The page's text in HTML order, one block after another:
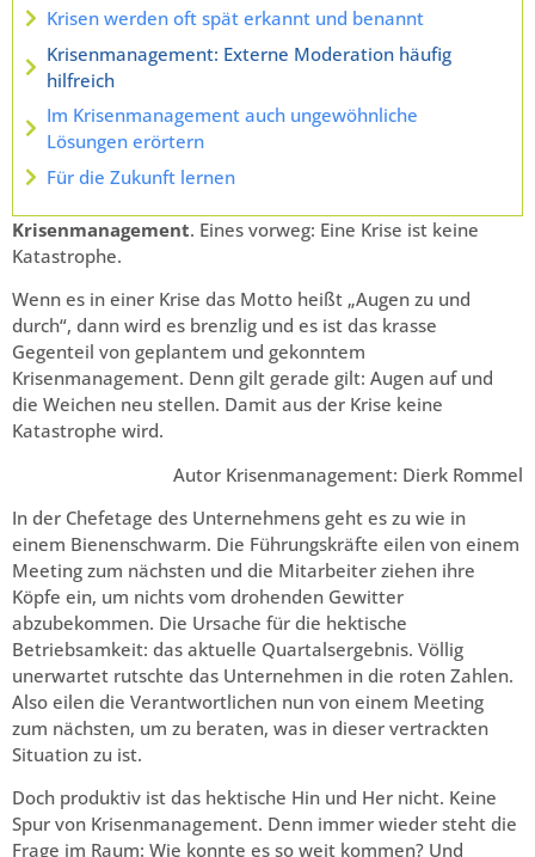
Krisen werden oft spät erkannt und benannt
Krisenmanagement: Externe Moderation häufig
hilfreich
Im Krisenmanagement auch ungewöhnliche
Lösungen erörtern
Für die Zukunft lernen
Krisenmanagement. Eines vorweg: Eine Krise ist keine
Katastrophe.
Wenn es in einer Krise das Motto heißt „Augen zu und
durch“, dann wird es brenzlig und es ist das krasse
Gegenteil von geplantem und gekonntem
Krisenmanagement. Denn gilt gerade gilt: Augen auf und
die Weichen neu stellen. Damit aus der Krise keine
Katastrophe wird.
Autor Krisenmanagement: Dierk Rommel
In der Chefetage des Unternehmens geht es zu wie in
einem Bienenschwarm. Die Führungskräfte eilen von einem
Meeting zum nächsten und die Mitarbeiter ziehen ihre
Köpfe ein, um nichts vom drohenden Gewitter
abzubekommen. Die Ursache für die hektische
Betriebsamkeit: das aktuelle Quartalsergebnis. Völlig
unerwartet rutschte das Unternehmen in die roten Zahlen.
Also eilen die Verantwortlichen nun von einem Meeting
zum nächsten, um zu beraten, was in dieser vertrackten
Situation zu ist.
Doch produktiv ist das hektische Hin und Her nicht. Keine
Spur von Krisenmanagement. Denn immer wieder steht die
Frage im Raum: Wie konnte es so weit kommen? Und